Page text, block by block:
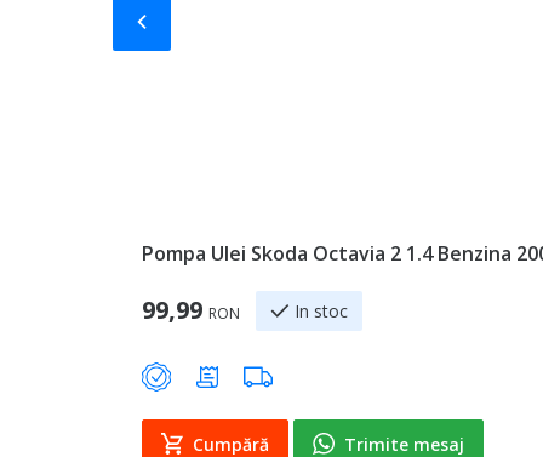
Pompa Ulei Skoda Octavia 2 1.4 Benzina
99,99 RON In stoc
Cumpără Trimite mesaj
Slide-ul anterior